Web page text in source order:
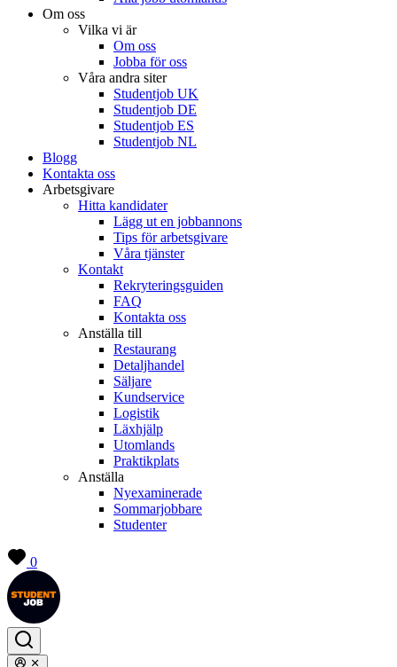
Om oss
Vilka vi är
Om oss
Jobba för oss
Våra andra siter
Studentjob UK
Studentjob DE
Studentjob ES
Studentjob NL
Blogg
Kontakta oss
Arbetsgivare
Hitta kandidater
Lägg ut en jobbannons
Tips för arbetsgivare
Våra tjänster
Kontakt
Rekryteringsguiden
FAQ
Kontakta oss
Anställa till
Restaurang
Detaljhandel
Säljare
Kundservice
Logistik
Läxhjälp
Utomlands
Praktikplats
Anställa
Nyexaminerade
Sommarjobbare
Studenter
0